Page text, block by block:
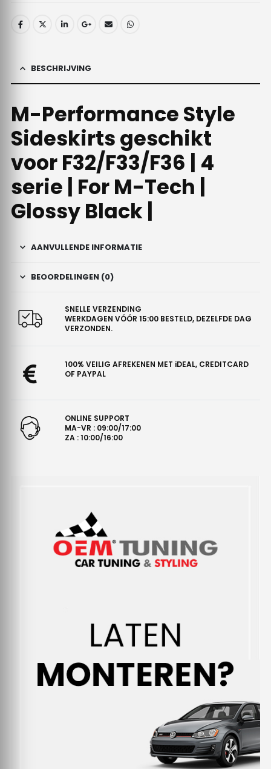
BESCHRIJVING
M-Performance Style
Sideskirts geschikt
voor F32/F33/F36 | 4
serie | For M-Tech |
Glossy Black |
AANVULLENDE INFORMATIE
BEOORDELINGEN (0)
SNELLE VERZENDING
WERKDAGEN VÓÓR 15:00 BESTELD, DEZELFDE DAG
VERZONDEN.
100% VEILIG AFREKENEN MET iDEAL, CREDITCARD
OF PAYPAL
ONLINE SUPPORT
MA-VR : 09:00/17:00
ZA : 10:00/16:00